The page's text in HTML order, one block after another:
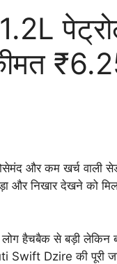
और कम खर्च वाली
और निखार देखने को
हैचबैक से बड़ी लेकिन
Swift Dzire की पूरी